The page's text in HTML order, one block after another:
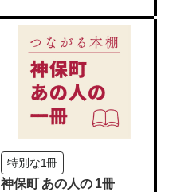
特別な1冊
神保町 あの人の 1冊